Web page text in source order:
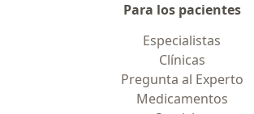
Para los pacientes
Especialistas
Clínicas
Pregunta al Experto
Medicamentos